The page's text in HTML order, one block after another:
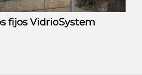
fijos VidrioSystem